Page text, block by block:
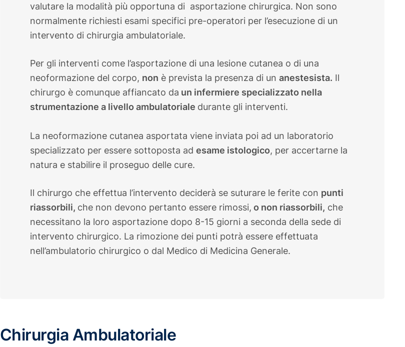
valutare la modalità più opportuna di asportazione chirurgica. Non sono
normalmente richiesti esami specifici pre-operatori per l’esecuzione di un
intervento di chirurgia ambulatoriale.
Per gli interventi come l’asportazione di una lesione cutanea o di una
neoformazione del corpo, non è prevista la presenza di un anestesista. Il
chirurgo è comunque affiancato da un infermiere specializzato nella
strumentazione a livello ambulatoriale durante gli interventi.
La neoformazione cutanea asportata viene inviata poi ad un laboratorio
specializzato per essere sottoposta ad esame istologico, per accertarne la
natura e stabilire il proseguo delle cure.
Il chirurgo che effettua l’intervento deciderà se suturare le ferite con punti
riassorbili, che non devono pertanto essere rimossi, o non riassorbili, che
necessitano la loro asportazione dopo 8-15 giorni a seconda della sede di
intervento chirurgico. La rimozione dei punti potrà essere effettuata
nell’ambulatorio chirurgico o dal Medico di Medicina Generale.
Chirurgia Ambulatoriale